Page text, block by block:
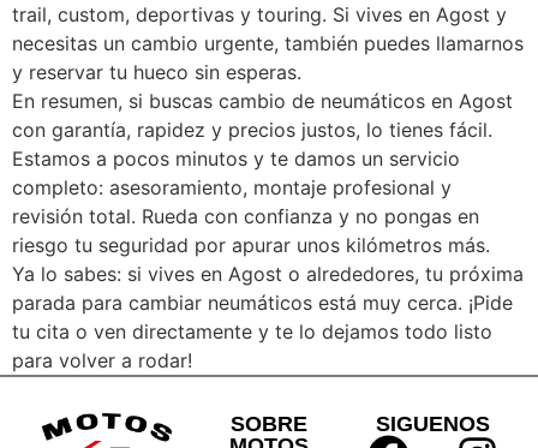
trail, custom, deportivas y touring. Si vives en Agost y
necesitas un cambio urgente, también puedes llamarnos
y reservar tu hueco sin esperas.
En resumen, si buscas cambio de neumáticos en Agost
con garantía, rapidez y precios justos, lo tienes fácil.
Estamos a pocos minutos y te damos un servicio
completo: asesoramiento, montaje profesional y
revisión total. Rueda con confianza y no pongas en
riesgo tu seguridad por apurar unos kilómetros más.
Ya lo sabes: si vives en Agost o alrededores, tu próxima
parada para cambiar neumáticos está muy cerca. ¡Pide
tu cita o ven directamente y te lo dejamos todo listo
para volver a rodar!
SOBRE
SIGUENOS